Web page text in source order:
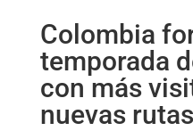
Colombia
temporada
con más
nuevas rutas